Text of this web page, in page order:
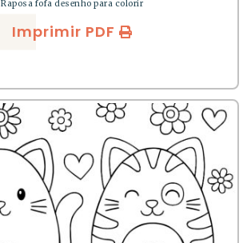
Raposa fofa desenho para colorir
Imprimir PDF